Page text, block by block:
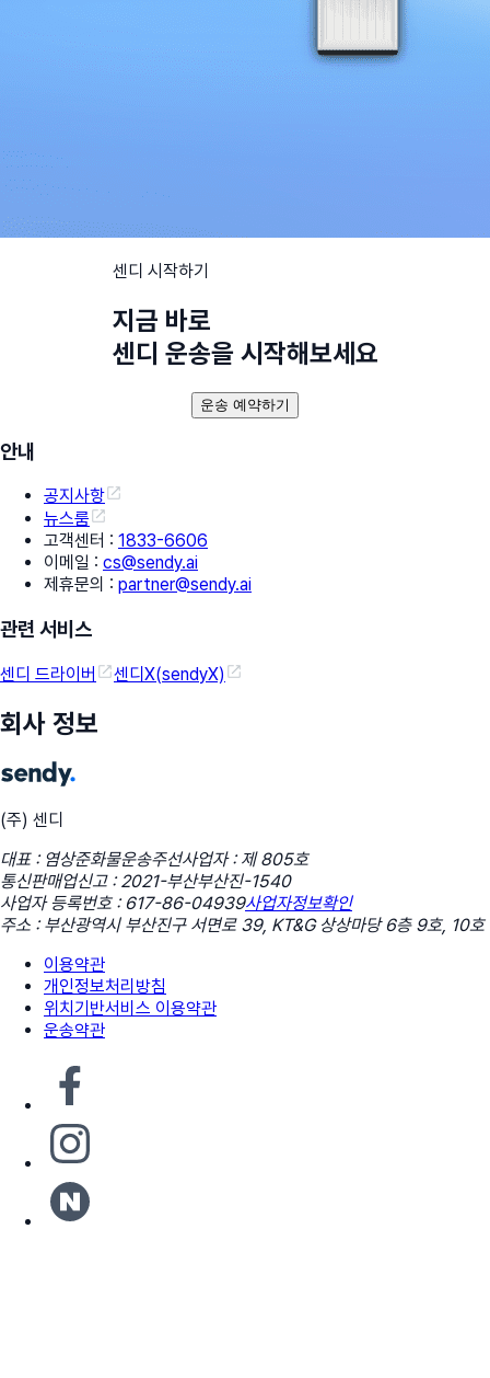
센디 시작하기
지금 바로
센디 운송을 시작해보세요
운송 예약하기
안내
공지사항
뉴스룸
고객센터 : 1833-6606
이메일 : cs@sendy.ai
제휴문의 : partner@sendy.ai
관련 서비스
센디 드라이버 센디X(sendyX)
회사 정보
(주) 센디
대표 : 염상준화물운송주선사업자 : 제 805호
통신판매업신고 : 2021-부산부산진-1540
사업자 등록번호 : 617-86-04939사업자정보확인
주소 : 부산광역시 부산진구 서면로 39, KT&G 상상마당 6층 9호, 10호
이용약관
개인정보처리방침
위치기반서비스 이용약관
운송약관